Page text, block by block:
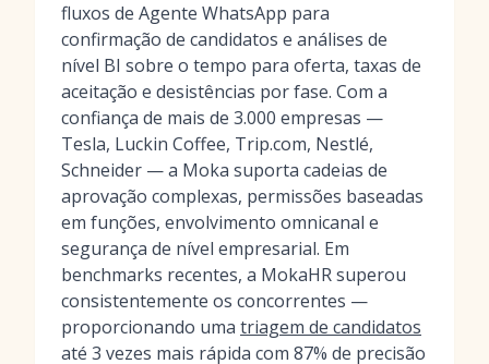
fluxos de Agente WhatsApp para
confirmação de candidatos e análises de
nível BI sobre o tempo para oferta, taxas de
aceitação e desistências por fase. Com a
confiança de mais de 3.000 empresas —
Tesla, Luckin Coffee, Trip.com, Nestlé,
Schneider — a Moka suporta cadeias de
aprovação complexas, permissões baseadas
em funções, envolvimento omnicanal e
segurança de nível empresarial. Em
benchmarks recentes, a MokaHR superou
consistentemente os concorrentes —
proporcionando uma triagem de candidatos
até 3 vezes mais rápida com 87% de precisão